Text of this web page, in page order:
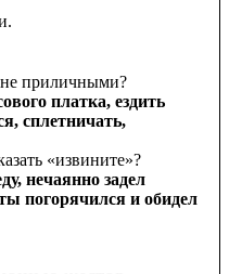
приличными?
платка, ездить
сплетничать,
«извините»?
нечаянно задел
погорячился и обидел